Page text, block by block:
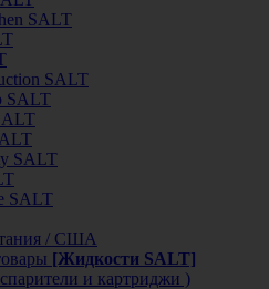
SALT
SALT
SALT
SALT
SALT
/ США
[Жидкости SALT]
и картриджи )